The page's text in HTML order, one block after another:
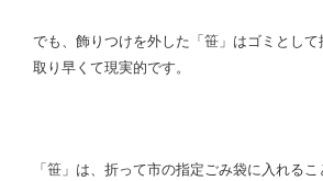
でも、飾りつけを外した「笹」はゴミとして
取り早くて現実的です。
「笹」は、折って市の指定ごみ袋に入れる